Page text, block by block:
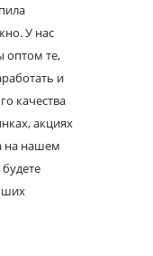
У нас
оптом те,
и
качества
акциях
на нашем